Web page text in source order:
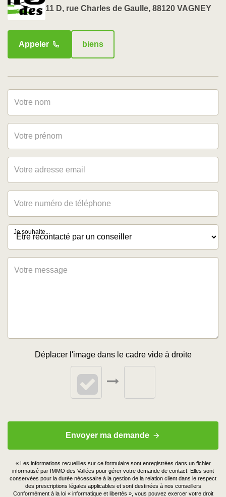
11 D, rue Charles de Gaulle, 88120 VAGNEY
Appeler biens
Je souhaite...
Déplacer l'image dans le cadre vide à droite
Envoyer ma demande
« Les informations recueillies sur ce formulaire sont enregistrées dans un fichier
informatisé par IMMO des Vallées pour gérer votre demande de contact. Elles sont
conservées pour la durée nécessaire à la gestion de la relation client dans le respect
des prescriptions légales applicables et sont destinées à nos conseillers
Conformément à la loi « informatique et libertés », vous pouvez exercer votre droit